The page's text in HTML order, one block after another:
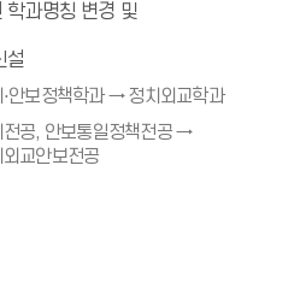
학과명칭 변경 및
설
⋅안보정책학과 → 정치외교학과
전공, 안보통일정책전공 →
교안보전공